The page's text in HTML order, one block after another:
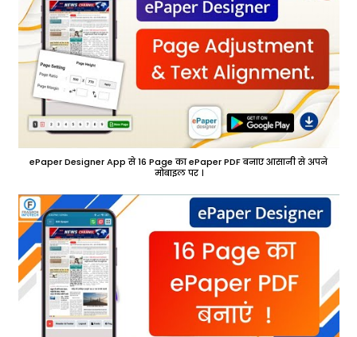
ePaper Designer App से 16 Page का ePaper PDF बनाए आसानी से अपने
मोबाइल पर ।